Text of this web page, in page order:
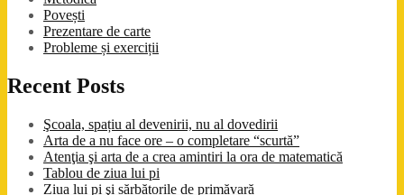
Povești
Prezentare de carte
Probleme și exerciții
Recent Posts
Şcoala, spațiu al devenirii, nu al dovedirii
Arta de a nu face ore – o completare “scurtă”
Atenţia şi arta de a crea amintiri la ora de matematică
Tablou de ziua lui pi
Ziua lui pi şi sărbătorile de primăvară